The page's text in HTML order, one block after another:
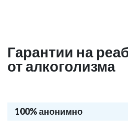
Гарантии на
от алкоголизма
100% анонимно